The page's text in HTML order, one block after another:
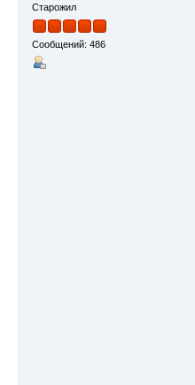
Старожил
Сообщений: 486